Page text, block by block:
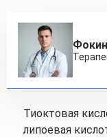
Тиоктовая
липоевая